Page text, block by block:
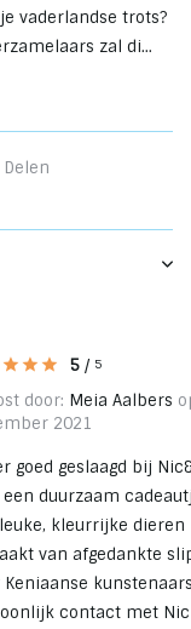
vaderlandse trots?
zal di...
Delen
5 / 5
door: Meia Aalbers
2021
goed geslaagd bij
duurzaam
kleurrijke dieren
van afgedankte
Keniaanse
contact met